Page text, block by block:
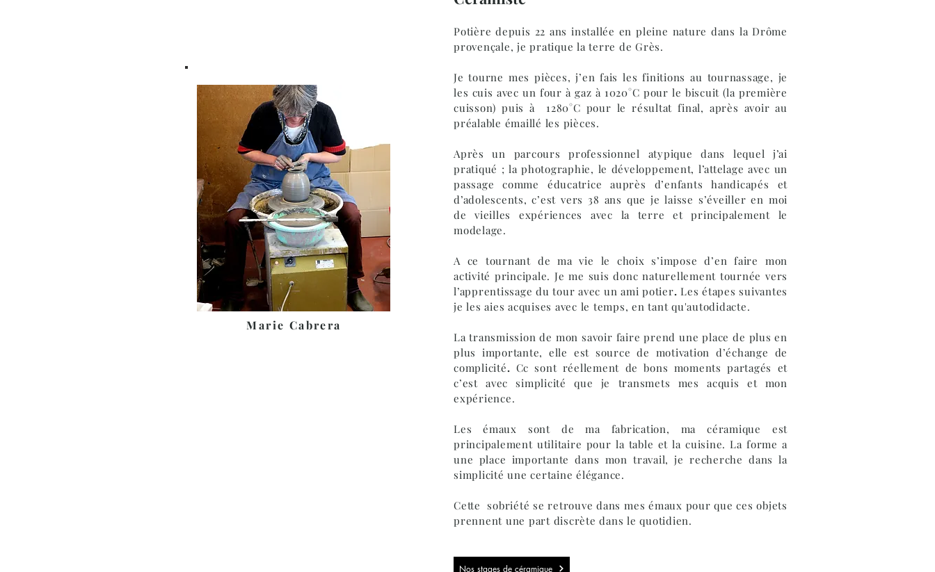
Marie Cabrera
Potière depuis 22 ans installée en pleine nature dans la Drôme
provençale, je pratique la terre de Grès.
Je tourne mes pièces, j’en fais les finitions au tournassage, je
les cuis avec un four à gaz à 1020°C pour le biscuit (la première
cuisson) puis à 1280°C pour le résultat final, après avoir au
préalable émaillé les pièces.
Après un parcours professionnel atypique dans lequel j’ai
pratiqué ; la photographie, le développement, l’attelage avec un
passage comme éducatrice auprès d’enfants handicapés et
d’adolescents, c’est vers 38 ans que je laisse s’éveiller en moi
de vieilles expériences avec la terre et principalement le
modelage.
A ce tournant de ma vie le choix s’impose d’en faire mon
activité principale. Je me suis donc naturellement tournée vers
l’apprentissage du tour avec un ami potier. Les étapes suivantes
je les aies acquises avec le temps, en tant qu'autodidacte.
La transmission de mon savoir faire prend une place de plus en
plus importante, elle est source de motivation d’échange de
complicité. Cc sont réellement de bons moments partagés et
c’est avec simplicité que je transmets mes acquis et mon
expérience.
Les émaux sont de ma fabrication, ma céramique est
principalement utilitaire pour la table et la cuisine. La forme a
une place importante dans mon travail, je recherche dans la
simplicité une certaine élégance.
Cette sobriété se retrouve dans mes émaux pour que ces objets
prennent une part discrète dans le quotidien.
Nos stages de céramique